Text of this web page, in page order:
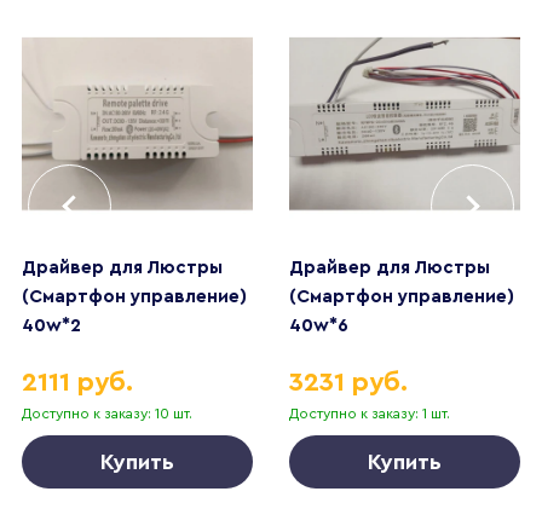
Драйвер для Люстры
(Смартфон управление)
40w*2
Доступно к заказу: 10 шт.
2111 руб.
Купить
Драйвер для Люстры
(Смартфон управление)
40w*6
Доступно к заказу: 1 шт.
3231 руб.
Купить